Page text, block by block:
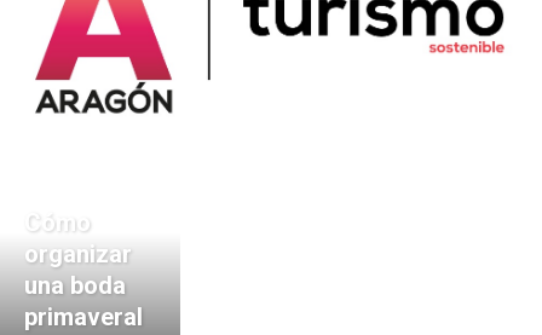
Cómo
organizar
una boda
primaveral